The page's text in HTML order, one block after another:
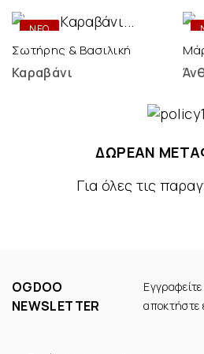
ΝΕΟ
DIGITAL
Σωτήρης & Βασιλική
Καραβάνι
ΔΩΡΕΑΝ
Για όλες τις
OGDOO
NEWSLETTER
αποκτήστε